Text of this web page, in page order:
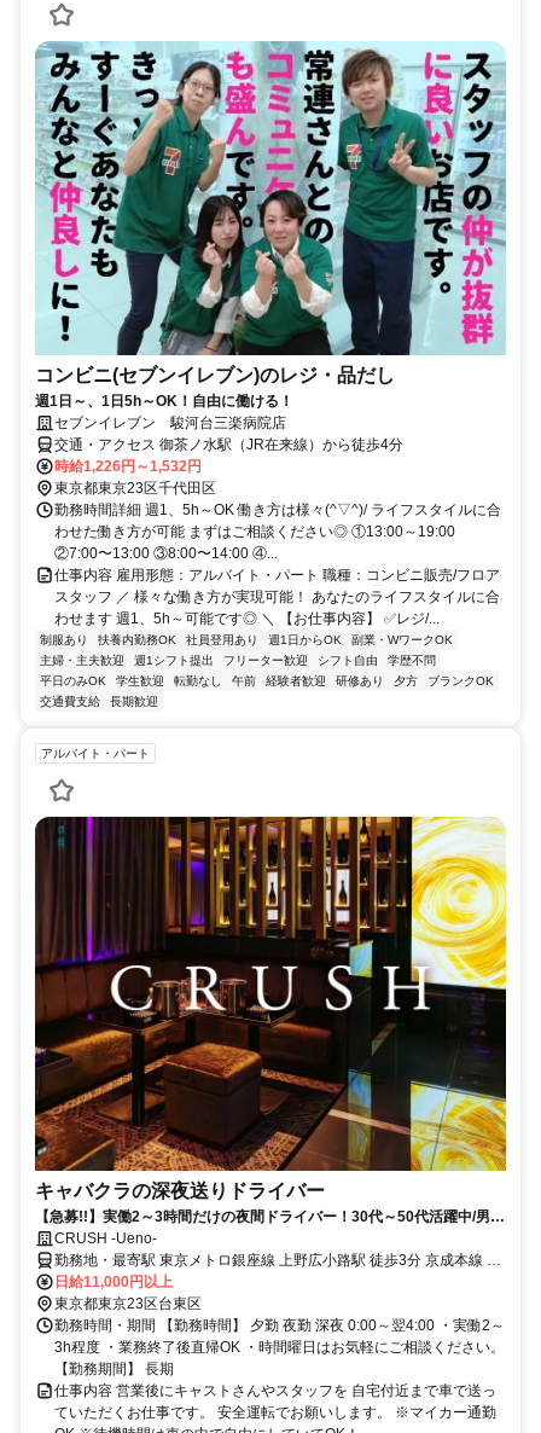
コンビニ(セブンイレブン)のレジ・品だし
週1日～、1日5h～OK！自由に働ける！
セブンイレブン 駿河台三楽病院店
交通・アクセス 御茶ノ水駅（JR在来線）から徒歩4分
時給1,226円～1,532円
東京都東京23区千代田区
勤務時間詳細 週1、5h～OK 働き方は様々(^▽^)/ ライフスタイルに合
わせた働き方が可能 まずはご相談ください◎ ①13:00～19:00
②7:00〜13:00 ③8:00〜14:⁠00 ④...
仕事内容 雇用形態：アルバイト・パート 職種：コンビニ販売/フロア
スタッフ ／ 様々な働き方が実現可能！ あなたのライフスタイルに合
わせます 週1、5h～可能です◎ ＼ 【お仕事内容】 ✅レジ/...
制服あり 扶養内勤務OK 社員登用あり 週1日からOK
副業・WワークOK
主婦・主夫歓迎
週1シフト提出 フリーター歓迎 シフト自由
学歴不問
平日のみOK
学生歓迎 転勤なし 午前 経験者歓迎 研修あり 夕方
ブランクOK
交通費支給
長期歓迎
アルバイト・パート
キャバクラの深夜送りドライバー
【急募!!】実働2～3時間だけの夜間ドライバー！30代～50代活躍中/男女
不問/普通免許でOK/副業◎
CRUSH -Ueno-
勤務地・最寄駅 東京メトロ銀座線 上野広小路駅 徒歩3分 京成本線 京
成上野駅 徒歩3分 JR山手線 上野駅 徒歩7分 ・東京メトロ千代田線 湯
島駅から徒歩3分 ・東京メトロ銀座線 上野御徒町駅から徒歩3分 ・JR
山手線 御徒町駅から徒歩6分 ※帰宅時はドライバーによる自宅までの
送り(無料)があります。 都内だけでなく、神奈川・埼玉・千葉方面も
相談OK！
日給11,000円以上
東京都東京23区台東区
勤務時間・期間 【勤務時間】 夕勤 夜勤 深夜 0:00～翌4:00 ・実働2～
3h程度 ・業務終了後直帰OK ・時間曜日はお気軽にご相談ください。
【勤務期間】 長期
仕事内容 営業後にキャストさんやスタッフを 自宅付近まで車で送っ
ていただくお仕事です。 安全運転でお願いします。 ※マイカー通勤